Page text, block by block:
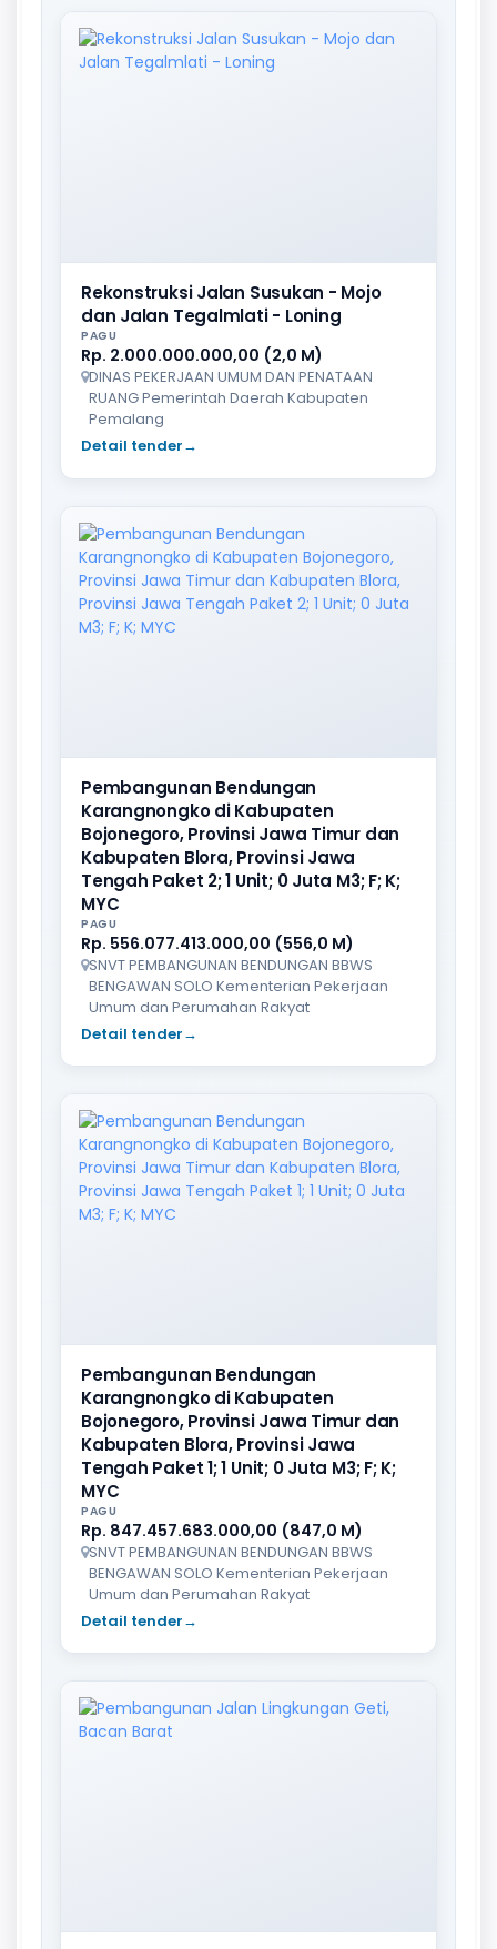
Rekonstruksi Jalan Susukan - Mojo
dan Jalan Tegalmlati - Loning
PAGU
Rp. 2.000.000.000,00 (2,0 M)
DINAS PEKERJAAN UMUM DAN PENATAAN
RUANG Pemerintah Daerah Kabupaten
Pemalang
Detail tender→
Pembangunan Bendungan
Karangnongko di Kabupaten
Bojonegoro, Provinsi Jawa Timur dan
Kabupaten Blora, Provinsi Jawa
Tengah Paket 2; 1 Unit; 0 Juta M3; F; K;
MYC
PAGU
Rp. 556.077.413.000,00 (556,0 M)
SNVT PEMBANGUNAN BENDUNGAN BBWS
BENGAWAN SOLO Kementerian Pekerjaan
Umum dan Perumahan Rakyat
Detail tender→
Pembangunan Bendungan
Karangnongko di Kabupaten
Bojonegoro, Provinsi Jawa Timur dan
Kabupaten Blora, Provinsi Jawa
Tengah Paket 1; 1 Unit; 0 Juta M3; F; K;
MYC
PAGU
Rp. 847.457.683.000,00 (847,0 M)
SNVT PEMBANGUNAN BENDUNGAN BBWS
BENGAWAN SOLO Kementerian Pekerjaan
Umum dan Perumahan Rakyat
Detail tender→